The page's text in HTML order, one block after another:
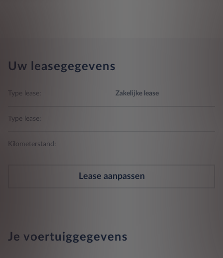
Uw leasegegevens
Type lease: Zakelijke lease
Type lease:
Kilometerstand:
Lease aanpassen
Je voertuiggegevens